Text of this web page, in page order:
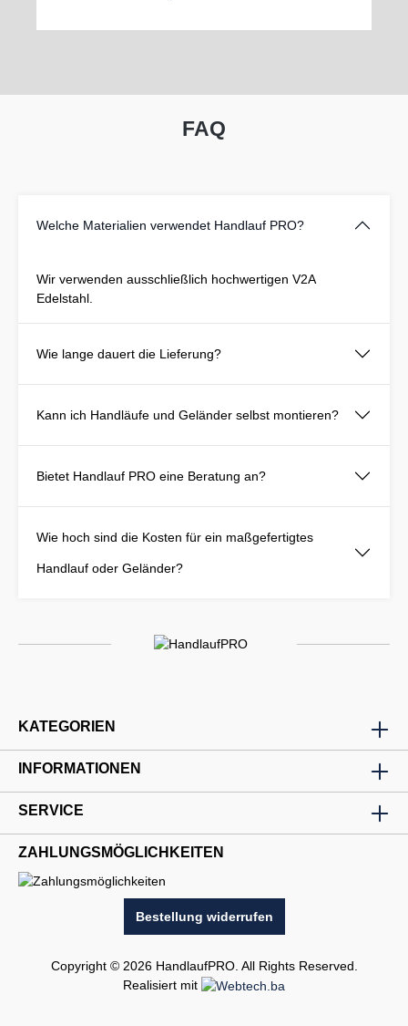
FAQ
Welche Materialien verwendet Handlauf PRO?
Wir verwenden ausschließlich hochwertigen V2A
Edelstahl.
Wie lange dauert die Lieferung?
Kann ich Handläufe und Geländer selbst montieren?
Bietet Handlauf PRO eine Beratung an?
Wie hoch sind die Kosten für ein maßgefertigtes
Handlauf oder Geländer?
KATEGORIEN
INFORMATIONEN
SERVICE
ZAHLUNGSMÖGLICHKEITEN
Bestellung widerrufen
Copyright © 2026 HandlaufPRO. All Rights Reserved.
Realisiert mit